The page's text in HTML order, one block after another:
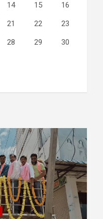
14 15 16
21 22 23
28 29 30